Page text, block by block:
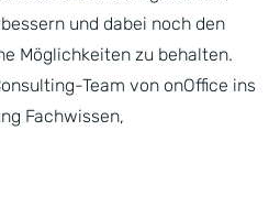
und dabei noch den
Möglichkeiten zu behalten.
Team von onOffice ins
Fachwissen,